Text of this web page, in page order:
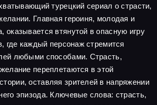
турецкий сериал о страсти,
Главная героиня, молодая и
оказывается втянутой в опасную игру
где каждый персонаж стремится
любыми способами. Страсть,
переплетаются в этой
оставляя зрителей в напряжении
эпизода. Ключевые слова: страсть,